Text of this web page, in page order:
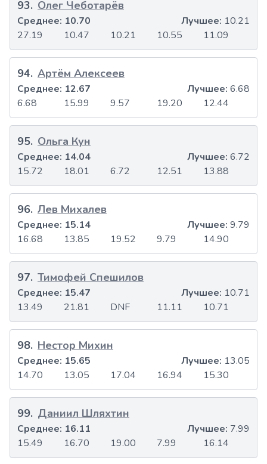
93. Олег Чеботарёв
27.19 10.47 10.21 10.55 11.09
Среднее: 10.70 Лучшее: 10.21
94. Артём Алексеев
6.68 15.99 9.57 19.20 12.44
Среднее: 12.67 Лучшее: 6.68
95. Ольга Кун
15.72 18.01 6.72 12.51 13.88
Среднее: 14.04 Лучшее: 6.72
96. Лев Михалев
16.68 13.85 19.52 9.79 14.90
Среднее: 15.14 Лучшее: 9.79
97. Тимофей Спешилов
13.49 21.81 DNF 11.11 10.71
Среднее: 15.47 Лучшее: 10.71
98. Нестор Михин
14.70 13.05 17.04 16.94 15.30
Среднее: 15.65 Лучшее: 13.05
99. Даниил Шляхтин
15.49 16.70 19.00 7.99 16.14
Среднее: 16.11 Лучшее: 7.99